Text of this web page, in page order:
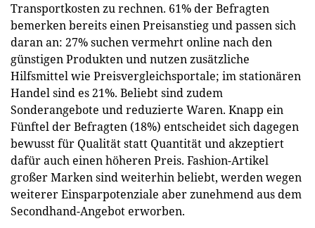
Transportkosten zu rechnen. 61% der Befragten
bemerken bereits einen Preisanstieg und passen sich
daran an: 27% suchen vermehrt online nach den
günstigen Produkten und nutzen zusätzliche
Hilfsmittel wie Preisvergleichsportale; im stationären
Handel sind es 21%. Beliebt sind zudem
Sonderangebote und reduzierte Waren. Knapp ein
Fünftel der Befragten (18%) entscheidet sich dagegen
bewusst für Qualität statt Quantität und akzeptiert
dafür auch einen höheren Preis. Fashion-Artikel
großer Marken sind weiterhin beliebt, werden wegen
weiterer Einsparpotenziale aber zunehmend aus dem
Secondhand-Angebot erworben.